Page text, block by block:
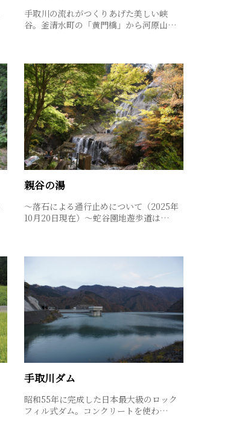
手取川の流れがつくりあげた美しい峡
谷。釜清水町の「黄門橋」から河原山…
親谷の湯
〜落石による通行止めについて（2025年
10月20日現在）～蛇谷園地遊歩道は…
手取川ダム
昭和55年に完成した日本最大級のロック
フィル式ダム。コンクリートを使わ…